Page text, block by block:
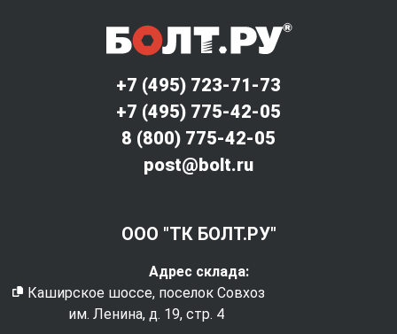
+7 (495) 723-71-73
+7 (495) 775-42-05
8 (800) 775-42-05
post@bolt.ru
ООО "ТК БОЛТ.РУ"
Адрес склада:
Каширское шоссе, поселок Совхоз
им. Ленина, д. 19, стр. 4